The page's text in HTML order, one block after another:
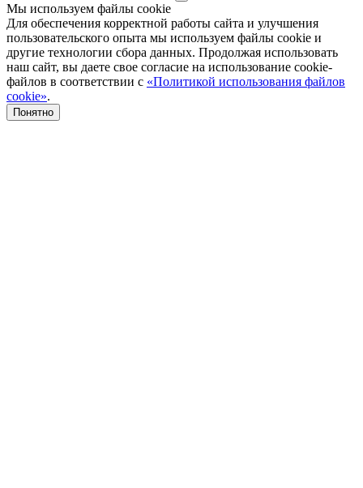
Мы используем файлы cookie
Для обеспечения корректной работы сайта и улучшения
пользовательского опыта мы используем файлы cookie и
другие технологии сбора данных. Продолжая использовать
наш сайт, вы даете свое согласие на использование cookie-
файлов в соответствии с «Политикой использования файлов
cookie».
Понятно